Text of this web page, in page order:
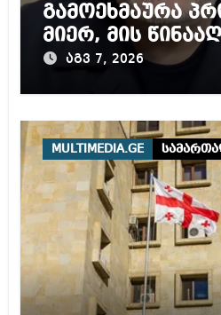
გამოეხმაურა
მიერ, მის
დაწყებულ
აგვ 7, 2026
MULTIMEDIA.GE